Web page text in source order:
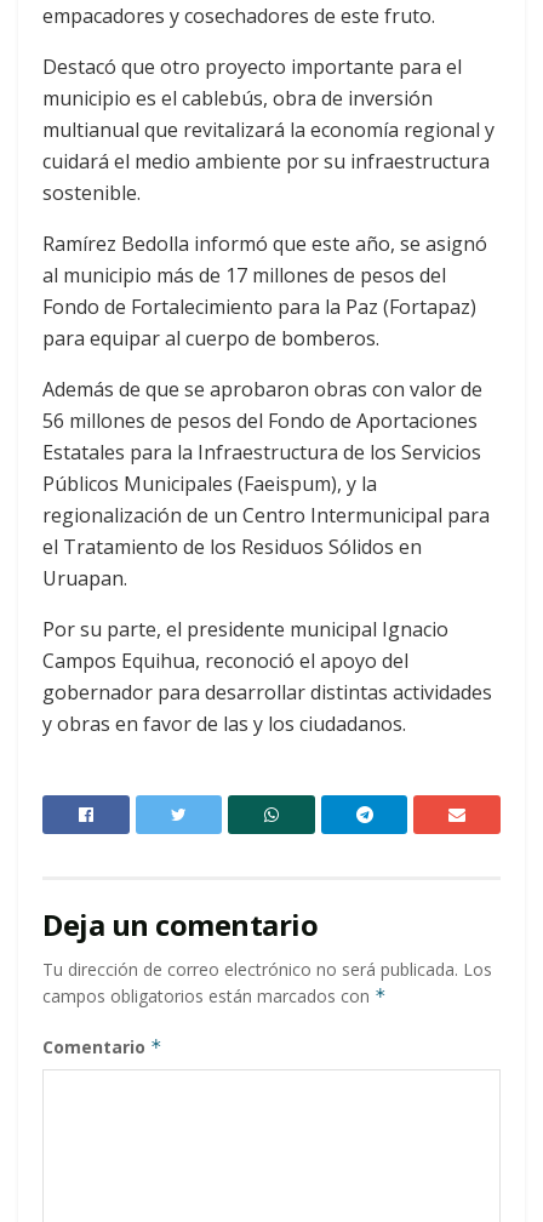
empacadores y cosechadores de este fruto.
Destacó que otro proyecto importante para el
municipio es el cablebús, obra de inversión
multianual que revitalizará la economía regional y
cuidará el medio ambiente por su infraestructura
sostenible.
Ramírez Bedolla informó que este año, se asignó
al municipio más de 17 millones de pesos del
Fondo de Fortalecimiento para la Paz (Fortapaz)
para equipar al cuerpo de bomberos.
Además de que se aprobaron obras con valor de
56 millones de pesos del Fondo de Aportaciones
Estatales para la Infraestructura de los Servicios
Públicos Municipales (Faeispum), y la
regionalización de un Centro Intermunicipal para
el Tratamiento de los Residuos Sólidos en
Uruapan.
Por su parte, el presidente municipal Ignacio
Campos Equihua, reconoció el apoyo del
gobernador para desarrollar distintas actividades
y obras en favor de las y los ciudadanos.
Deja un comentario
Tu dirección de correo electrónico no será publicada. Los
campos obligatorios están marcados con *
Comentario *